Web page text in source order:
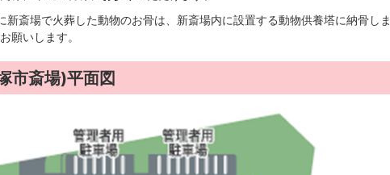
斎場で火葬した動物のお骨は、新斎場内に設置する動物供養塔に納骨しま
願いします。
市斎場)平面図